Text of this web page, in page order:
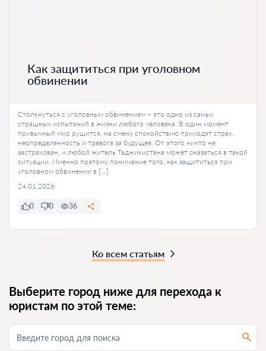
Как защититься при уголовном
обвинении
Столкнуться с уголовным обвинением – это одно из самых
страшных испытаний в жизни любого человека. В один момент
привычный мир рушится, на смену спокойствию приходят страх,
неопределенность и тревога за будущее. От этого никто не
застрахован, и любой житель Таджикистана может оказаться в такой
ситуации. Именно поэтому понимание того, как защититься при
уголовном обвинении в […]
24.01.2026
0 0 36
Ко всем статьям
Выберите город ниже для перехода к
юристам по этой теме: